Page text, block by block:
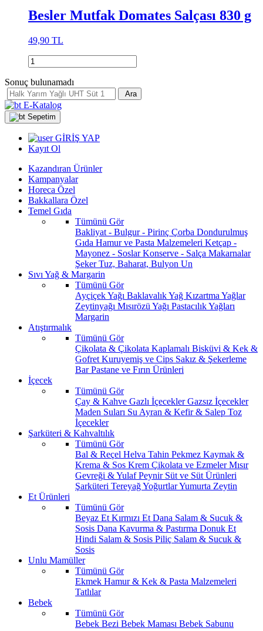
Besler Mutfak Domates Salçası 830 g
49,90 TL
Sonuç bulunamadı
Ara
E-Katalog
Sepetim
GİRİŞ YAP
Kayıt Ol
Kazandıran Ürünler
Kampanyalar
Horeca Özel
Bakkallara Özel
Temel Gıda
Tümünü Gör
Bakliyat - Bulgur - Pirinç Çorba Dondurulmuş
Gıda Hamur ve Pasta Malzemeleri Ketçap -
Mayonez - SoslarKonserve - Salça Makarnalar
ŞekerTuz, Baharat, Bulyon Un
Sıvı Yağ & Margarin
Tümünü Gör
Ayçiçek Yağı Baklavalık Yağ Kızartma Yağlar
Zeytinyağı Mısırözü Yağı Pastacılık Yağları
Margarin
Atıştırmalık
Tümünü Gör
Çikolata & Çikolata Kaplamalı Bisküvi & Kek &
Gofret Kuruyemiş ve Cips Sakız & Şekerleme
BarPastane ve Fırın Ürünleri
İçecek
Tümünü Gör
Çay & Kahve Gazlı İçeceklerGazsız İçecekler
Maden Suları Su Ayran & Kefir & Salep Toz
İçecekler
Şarküteri & Kahvaltılık
Tümünü Gör
Bal & Reçel Helva Tahin Pekmez Kaymak &
Krema & Sos Krem Çikolata ve EzmelerMısır
Gevreği & YulafPeynir Süt ve Süt Ürünleri
Şarküteri TereyağYoğurtlarYumurta Zeytin
Et Ürünleri
Tümünü Gör
Beyaz Et Kırmızı Et Dana Salam & Sucuk &
Sosis Dana Kavurma & Pastırma Donuk Et
Hindi Salam & Sosis Piliç Salam & Sucuk &
Sosis
Unlu Mamüller
Tümünü Gör
Ekmek Hamur & Kek & Pasta Malzemeleri
Tatlılar
Bebek
Tümünü Gör
Bebek Bezi Bebek Maması Bebek Sabunu